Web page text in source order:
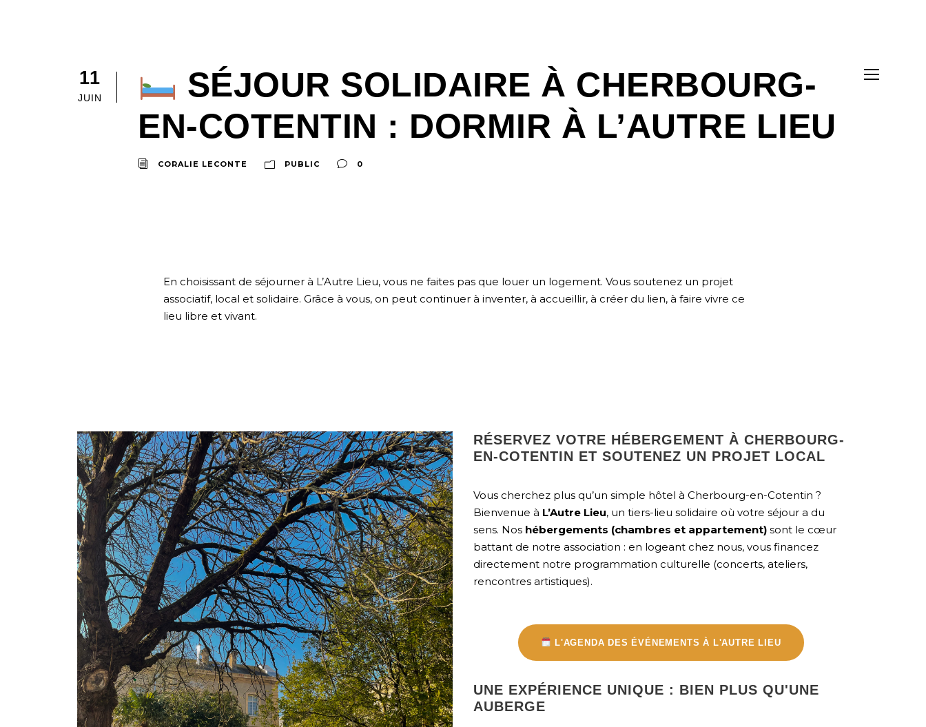
11
JUIN
SÉJOUR SOLIDAIRE À CHERBOURG-
EN-COTENTIN : DORMIR À L’AUTRE LIEU
CORALIE LECONTE PUBLIC 0
En choisissant de séjourner à L’Autre Lieu, vous ne faites pas que louer un logement. Vous soutenez un projet
associatif, local et solidaire. Grâce à vous, on peut continuer à inventer, à accueillir, à créer du lien, à faire vivre ce
lieu libre et vivant.
RÉSERVEZ VOTRE HÉBERGEMENT À CHERBOURG-
EN-COTENTIN ET SOUTENEZ UN PROJET LOCAL
Vous cherchez plus qu’un simple hôtel à Cherbourg-en-Cotentin ?
Bienvenue à L’Autre Lieu, un tiers-lieu solidaire où votre séjour a du
sens. Nos hébergements (chambres et appartement) sont le cœur
battant de notre association : en logeant chez nous, vous financez
directement notre programmation culturelle (concerts, ateliers,
rencontres artistiques).
L'AGENDA DES ÉVÉNEMENTS À L'AUTRE LIEU
UNE EXPÉRIENCE UNIQUE : BIEN PLUS QU'UNE
AUBERGE